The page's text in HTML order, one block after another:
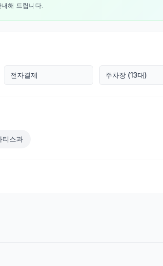
해 드립니다.
전자결제 주차장 (13대)
티스과